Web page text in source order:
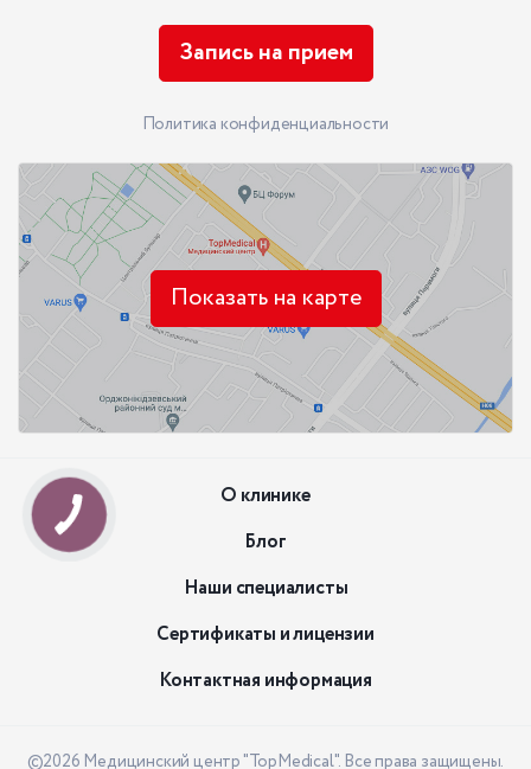
Запись на прием
Политика конфиденциальности
Показать на карте
О клинике
Блог
Наши специалисты
Сертификаты и лицензии
Контактная информация
©2026 Медицинский центр "TopMedical". Все права защищены.